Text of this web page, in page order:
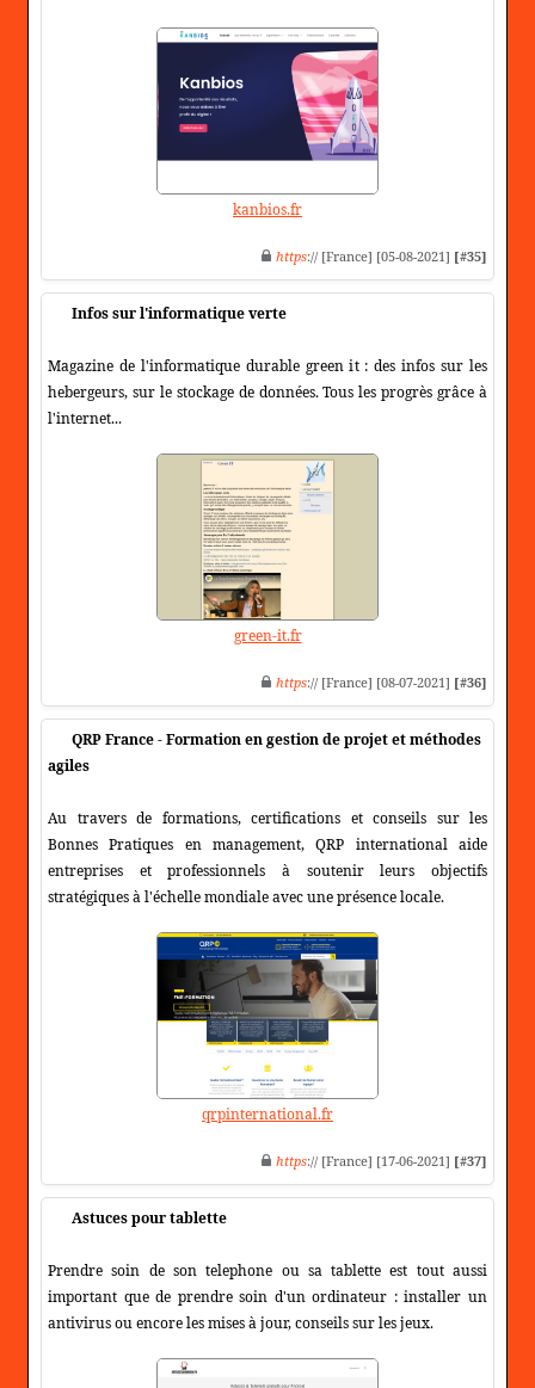
kanbios.fr
https:// [France] [05-08-2021] [#35]
Infos sur l'informatique verte
Magazine de l'informatique durable green it : des infos sur les
hebergeurs, sur le stockage de données. Tous les progrès grâce à
l'internet...
green-it.fr
https:// [France] [08-07-2021] [#36]
QRP France - Formation en gestion de projet et méthodes
agiles
Au travers de formations, certifications et conseils sur les
Bonnes Pratiques en management, QRP international aide
entreprises et professionnels à soutenir leurs objectifs
stratégiques à l'échelle mondiale avec une présence locale.
qrpinternational.fr
https:// [France] [17-06-2021] [#37]
Astuces pour tablette
Prendre soin de son telephone ou sa tablette est tout aussi
important que de prendre soin d'un ordinateur : installer un
antivirus ou encore les mises à jour, conseils sur les jeux.